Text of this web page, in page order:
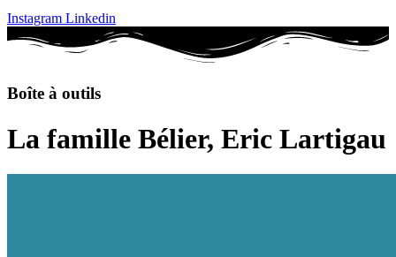
Instagram Linkedin
Boîte à outils
La famille Bélier, Eric Lartigau